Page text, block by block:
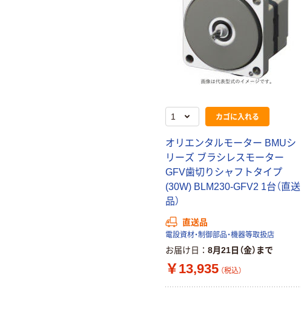
カゴに入れる
オリエンタルモーター BMUシ
リーズ ブラシレスモーター
GFV歯切りシャフトタイプ
(30W) BLM230-GFV2 1台（直送
品）
直送品
電設資材・制御部品・機器等取扱店
お届け日 8月21日（金）まで
￥13,935 （税込）